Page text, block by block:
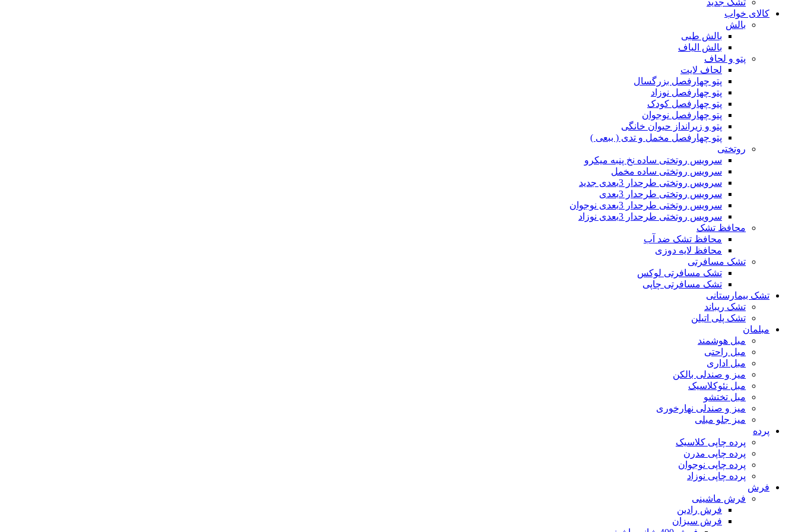
تشک جدید
کالای خواب
بالش
بالش طبی
بالش الیاف
پتو و لحاف
لحاف لایت
پتو چهارفصل بزرگسال
پتو چهارفصل نوزاد
پتو چهارفصل کودک
پتو چهارفصل نوجوان
پتو و زیرانداز حیوان خانگی
پتو چهارفصل مخمل و تدی ( ببعی )
روتختی
سرویس روتختی ساده نخ پنبه میکرو
سرویس روتختی ساده مخمل
سرویس روتختی طرحدار 3بعدی جدید
سرویس روتختی طرحدار 3بعدی
سرویس روتختی طرحدار 3بعدی نوجوان
سرویس روتختی طرحدار 3بعدی نوزاد
محافظ تشک
محافظ تشک ضد آب
محافظ لایه دوزی
تشک مسافرتی
تشک مسافرتی لوکس
تشک مسافرتی چاپی
تشک بیمارستانی
تشک ریباند
تشک پلی اتیلن
مبلمان
مبل هوشمند
مبل راحتی
مبل اداری
میز و صندلی بالکن
مبل نئوکلاسیک
مبل تختشو
میز و صندلی نهارخوری
میز جلو مبلی
پرده
پرده چاپی کلاسیک
پرده چاپی مدرن
پرده چاپی نوجوان
پرده چاپی نوزاد
فرش
فرش ماشینی
فرش رادین
فرش سیزان